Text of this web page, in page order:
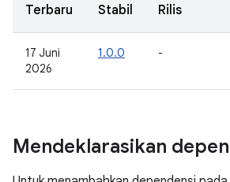
Terbaru
Stabil
Rilis
17 Juni
2026
1.0.0 -
Mendeklarasikan